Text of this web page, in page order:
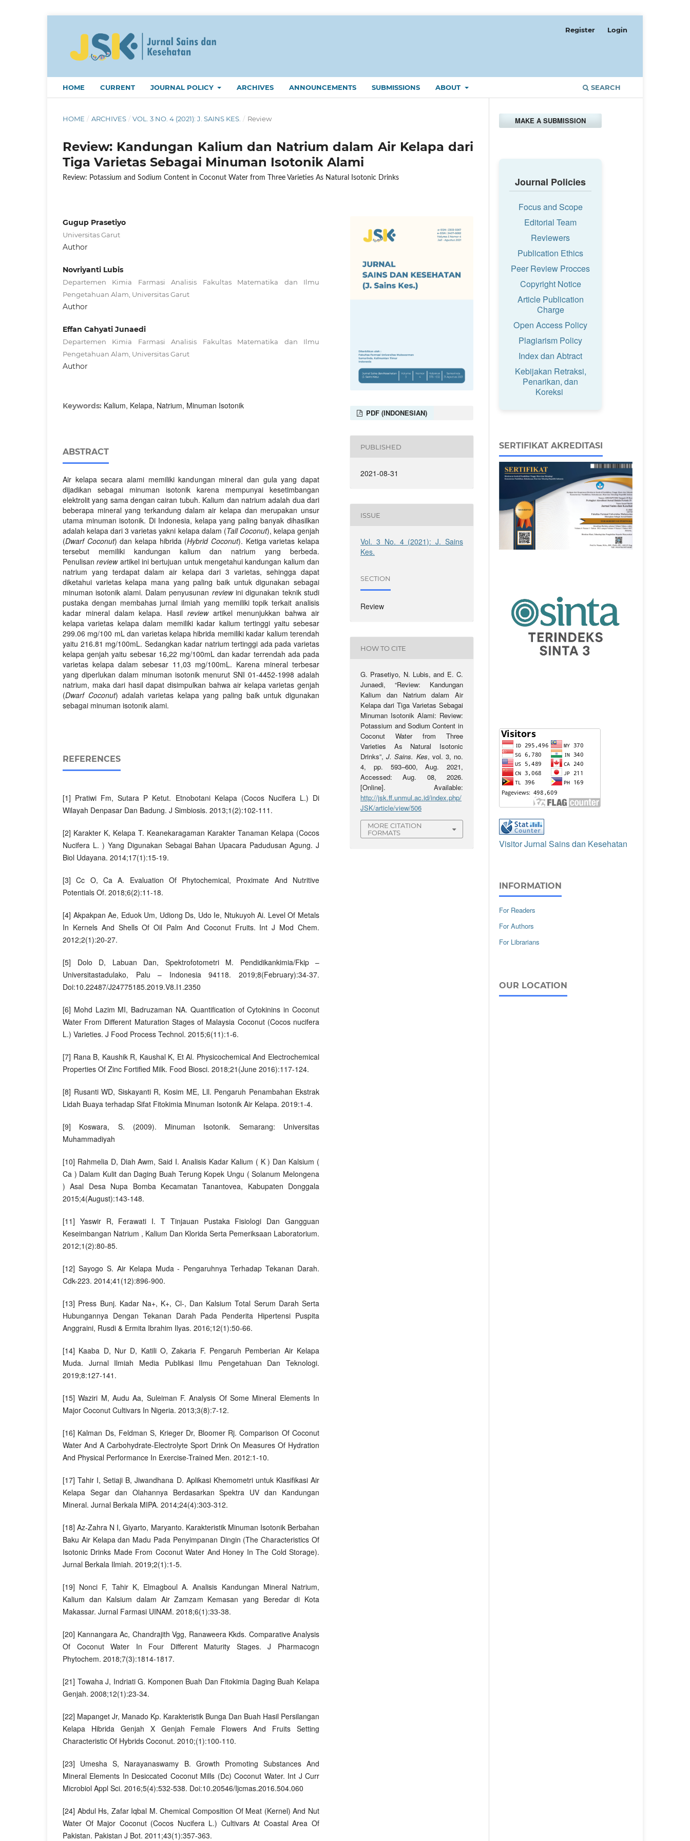
HOME CURRENT JOURNAL POLICY ARCHIVES ANNOUNCEMENTS SUBMISSIONS ABOUT SEARCH
Register Login
HOME / ARCHIVES / VOL. 3 NO. 4 (2021): J. SAINS KES. / Review
Review: Kandungan Kalium dan Natrium dalam Air Kelapa dari
Tiga Varietas Sebagai Minuman Isotonik Alami
Review: Potassium and Sodium Content in Coconut Water from Three Varieties As Natural Isotonic Drinks
Gugup Prasetiyo
Universitas Garut
Author
Novriyanti Lubis
Departemen Kimia Farmasi Analisis Fakultas Matematika dan Ilmu
Pengetahuan Alam, Universitas Garut
Author
Effan Cahyati Junaedi
Departemen Kimia Farmasi Analisis Fakultas Matematika dan Ilmu
Pengetahuan Alam, Universitas Garut
Author
Keywords: Kalium, Kelapa, Natrium, Minuman Isotonik
ABSTRACT
Air kelapa secara alami memiliki kandungan mineral dan gula yang dapat
dijadikan sebagai minuman isotonik karena mempunyai kesetimbangan
elektrolit yang sama dengan cairan tubuh. Kalium dan natrium adalah dua dari
beberapa mineral yang terkandung dalam air kelapa dan merupakan unsur
utama minuman isotonik. Di Indonesia, kelapa yang paling banyak dihasilkan
adalah kelapa dari 3 varietas yakni kelapa dalam (Tall Coconut), kelapa genjah
(Dwarf Coconut) dan kelapa hibrida (Hybrid Coconut). Ketiga varietas kelapa
tersebut memiliki kandungan kalium dan natrium yang berbeda.
Penulisanreview artikel ini bertujuan untuk mengetahui kandungan kalium dan
natrium yang terdapat dalam air kelapa dari 3 varietas, sehingga dapat
diketahui varietas kelapa mana yang paling baik untuk digunakan sebagai
minuman isotonik alami. Dalam penyusunan reviewini digunakan teknik studi
pustaka dengan membahas jurnal ilmiah yang memiliki topik terkait analisis
kadar mineral dalam kelapa. Hasil review artikel menunjukkan bahwa air
kelapa varietas kelapa dalam memiliki kadar kalium tertinggi yaitu sebesar
299.06 mg/100 mL dan varietas kelapa hibrida memiliki kadar kalium terendah
yaitu 216.81 mg/100mL. Sedangkan kadar natrium tertinggi ada pada varietas
kelapa genjah yaitu sebesar 16,22 mg/100mL dan kadar terrendah ada pada
varietas kelapa dalam sebesar 11,03 mg/100mL. Karena mineral terbesar
yang diperlukan dalam minuman isotonik menurut SNI 01-4452-1998 adalah
natrium, maka dari hasil dapat disimpulkan bahwa air kelapa varietas genjah
(DwarfCoconut) adalah varietas kelapa yang paling baik untuk digunakan
sebagai minuman isotonik alami.
REFERENCES
[1] Pratiwi Fm, Sutara P Ketut. Etnobotani Kelapa (Cocos Nucifera L.) Di
Wilayah Denpasar Dan Badung. J Simbiosis. 2013;1(2):102-111.
[2] Karakter K, Kelapa T. Keanekaragaman Karakter Tanaman Kelapa (Cocos
Nucifera L. ) Yang Digunakan Sebagai Bahan Upacara Padudusan Agung. J
Biol Udayana. 2014;17(1):15-19.
[3] Cc O, Ca A. Evaluation Of Phytochemical, Proximate And Nutritive
Potentials Of. 2018;6(2):11-18.
[4] Akpakpan Ae, Eduok Um, Udiong Ds, Udo Ie, Ntukuyoh Ai. Level Of Metals
In Kernels And Shells Of Oil Palm And Coconut Fruits. Int J Mod Chem.
2012;2(1):20-27.
[5] Dolo D, Labuan Dan, Spektrofotometri M. Pendidikankimia/Fkip –
Universitastadulako, Palu – Indonesia 94118. 2019;8(February):34-37.
Doi:10.22487/J24775185.2019.V8.I1.2350
[6] Mohd Lazim MI, Badruzaman NA. Quantification of Cytokinins in Coconut
Water From Different Maturation Stages of Malaysia Coconut (Cocos nucifera
L.) Varieties. J Food Process Technol. 2015;6(11):1-6.
[7] Rana B, Kaushik R, Kaushal K, Et Al. Physicochemical And Electrochemical
Properties Of Zinc Fortified Milk. Food Biosci. 2018;21(June 2016):117-124.
[8] Rusanti WD, Siskayanti R, Kosim ME, Lll. Pengaruh Penambahan Ekstrak
Lidah Buaya terhadap Sifat Fitokimia Minuman Isotonik Air Kelapa. 2019:1-4.
[9] Koswara, S. (2009). Minuman Isotonik. Semarang: Universitas
Muhammadiyah
[10] Rahmelia D, Diah Awm, Said I. Analisis Kadar Kalium ( K ) Dan Kalsium (
Ca ) Dalam Kulit dan Daging Buah Terung Kopek Ungu ( Solanum Melongena
) Asal Desa Nupa Bomba Kecamatan Tanantovea, Kabupaten Donggala
2015;4(August):143-148.
[11] Yaswir R, Ferawati I. T Tinjauan Pustaka Fisiologi Dan Gangguan
Keseimbangan Natrium , Kalium Dan Klorida Serta Pemeriksaan Laboratorium.
2012;1(2):80-85.
[12] Sayogo S. Air Kelapa Muda - Pengaruhnya Terhadap Tekanan Darah.
Cdk-223. 2014;41(12):896-900.
[13] Press Bunj. Kadar Na+, K+, Cl-, Dan Kalsium Total Serum Darah Serta
Hubungannya Dengan Tekanan Darah Pada Penderita Hipertensi Puspita
Anggraini, Rusdi & Ermita Ibrahim Ilyas. 2016;12(1):50-66.
[14] Kaaba D, Nur D, Katili O, Zakaria F. Pengaruh Pemberian Air Kelapa
Muda. Jurnal Ilmiah Media Publikasi Ilmu Pengetahuan Dan Teknologi.
2019;8:127-141.
[15] Waziri M, Audu Aa, Suleiman F. Analysis Of Some Mineral Elements In
Major Coconut Cultivars In Nigeria. 2013;3(8):7-12.
[16] Kalman Ds, Feldman S, Krieger Dr, Bloomer Rj. Comparison Of Coconut
Water And A Carbohydrate-Electrolyte Sport Drink On Measures Of Hydration
And Physical Performance In Exercise-Trained Men. 2012:1-10.
[17] Tahir I, Setiaji B, Jiwandhana D. Aplikasi Khemometri untuk Klasifikasi Air
Kelapa Segar dan Olahannya Berdasarkan Spektra UV dan Kandungan
Mineral. Jurnal Berkala MIPA. 2014;24(4):303-312.
[18] Az-Zahra N I, Giyarto, Maryanto. Karakteristik Minuman Isotonik Berbahan
Baku Air Kelapa dan Madu Pada Penyimpanan Dingin (The Characteristics Of
Isotonic Drinks Made From Coconut Water And Honey In The Cold Storage).
Jurnal Berkala Ilmiah. 2019;2(1):1-5.
[19] Nonci F, Tahir K, Elmagboul A. Analisis Kandungan Mineral Natrium,
Kalium dan Kalsium dalam Air Zamzam Kemasan yang Beredar di Kota
Makassar. Jurnal Farmasi UINAM. 2018;6(1):33-38.
[20] Kannangara Ac, Chandrajith Vgg, Ranaweera Kkds. Comparative Analysis
Of Coconut Water In Four Different Maturity Stages. J Pharmacogn
Phytochem. 2018;7(3):1814-1817.
[21] Towaha J, Indriati G. Komponen Buah Dan Fitokimia Daging Buah Kelapa
Genjah. 2008;12(1):23-34.
[22] Mapanget Jr, Manado Kp. Karakteristik Bunga Dan Buah Hasil Persilangan
Kelapa Hibrida Genjah X Genjah Female Flowers And Fruits Setting
Characteristic Of Hybrids Coconut. 2010;(1):100-110.
[23] Umesha S, Narayanaswamy B. Growth Promoting Substances And
Mineral Elements In Desiccated Coconut Mills (Dc) Coconut Water. Int J Curr
Microbiol Appl Sci. 2016;5(4):532-538. Doi:10.20546/Ijcmas.2016.504.060
[24] Abdul Hs, Zafar Iqbal M. Chemical Composition Of Meat (Kernel) And Nut
Water Of Major Coconut (Cocos Nucifera L.) Cultivars At Coastal Area Of
Pakistan. Pakistan J Bot. 2011;43(1):357-363.
PDF (INDONESIAN)
PUBLISHED
2021-08-31
ISSUE
Vol. 3 No. 4 (2021): J. Sains
Kes.
SECTION
Review
HOW TO CITE
G. Prasetiyo, N. Lubis, and E. C.
Junaedi, “Review: Kandungan
Kalium dan Natrium dalam Air
Kelapa dari Tiga Varietas Sebagai
Minuman Isotonik Alami: Review:
Potassium and Sodium Content in
Coconut Water from Three
Varieties As Natural Isotonic
Drinks”,J. Sains. Kes, vol. 3, no.
4, pp. 593–600, Aug. 2021,
Accessed: Aug. 08, 2026.
[Online]. Available:
http://jsk.ff.unmul.ac.id/index.php/
JSK/article/view/506
MORE CITATION
FORMATS
MAKE A SUBMISSION
Journal Policies
Focus and Scope
Editorial Team
Reviewers
Publication Ethics
Peer Review Procces
Copyright Notice
Article Publication
Charge
Open Access Policy
Plagiarism Policy
Index dan Abtract
Kebijakan Retraksi,
Penarikan, dan
Koreksi
SERTIFIKAT AKREDITASI
Visitor Jurnal Sains dan Kesehatan
INFORMATION
For Readers
For Authors
For Librarians
OUR LOCATION